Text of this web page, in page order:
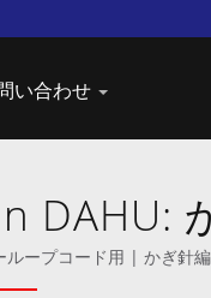
い合わせ
DAHU:
イダー
ープコード用 | かぎ針